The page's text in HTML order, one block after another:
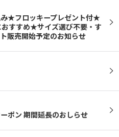
★フロッキープレゼント付★
すすめ★サイズ選び不要・す
販売開始予定のお知らせ
ポン 期間延長のおしらせ